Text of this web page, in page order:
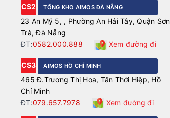
CS2
TỔNG KHO AIMOS ĐÀ NẴNG
23 An Mỹ 5, , Phường An Hải Tây, Quận Sơn
Trà, Đà Nẵng
ĐT:0582.000.888 Xem đường đi
CS3 AIMOS HỒ CHÍ MINH
465 Đ.Trương Thị Hoa, Tân Thới Hiệp, Hồ
Chí Minh
ĐT:079.657.7978 Xem đường đi